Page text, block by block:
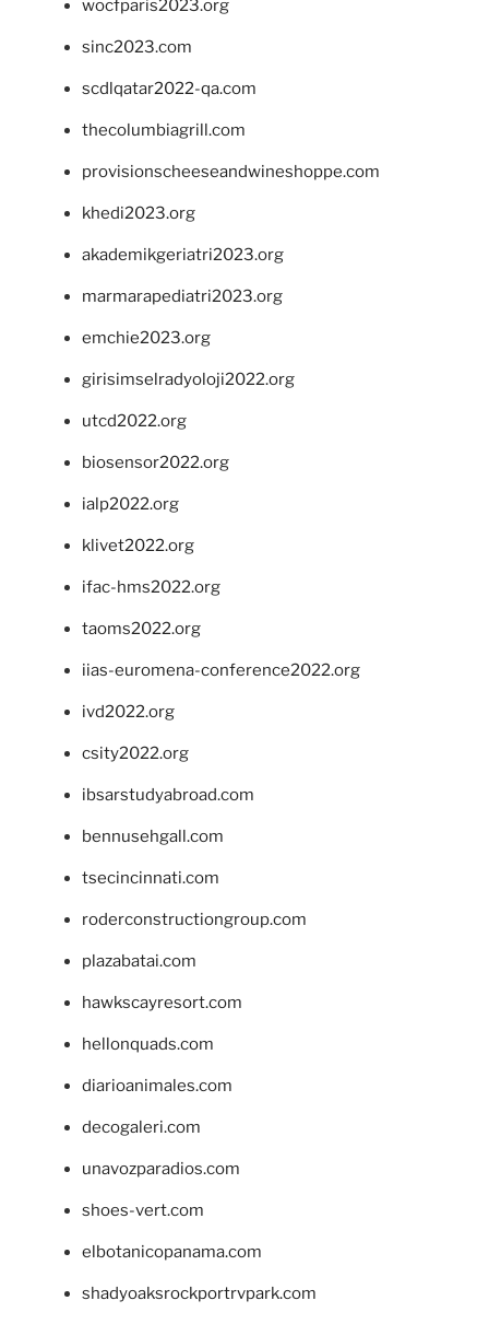
wocfparis2023.org
sinc2023.com
scdlqatar2022-qa.com
thecolumbiagrill.com
provisionscheeseandwineshoppe.com
khedi2023.org
akademikgeriatri2023.org
marmarapediatri2023.org
emchie2023.org
girisimselradyoloji2022.org
utcd2022.org
biosensor2022.org
ialp2022.org
klivet2022.org
ifac-hms2022.org
taoms2022.org
iias-euromena-conference2022.org
ivd2022.org
csity2022.org
ibsarstudyabroad.com
bennusehgall.com
tsecincinnati.com
roderconstructiongroup.com
plazabatai.com
hawkscayresort.com
hellonquads.com
diarioanimales.com
decogaleri.com
unavozparadios.com
shoes-vert.com
elbotanicopanama.com
shadyoaksrockportrvpark.com